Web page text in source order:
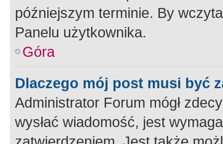
późniejszym terminie. By
Panelu użytkownika.
Góra
Dlaczego mój post musi być
Administrator Forum mógł
wysłać wiadomość, jest